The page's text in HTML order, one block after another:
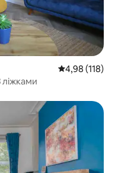
Середня
4,98 (118)